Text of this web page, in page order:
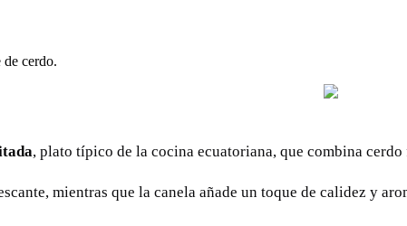
cerdo.
, plato típico de la cocina ecuatoriana, que combina
mientras que la canela añade un toque de calidez y